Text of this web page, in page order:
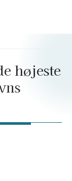
højeste